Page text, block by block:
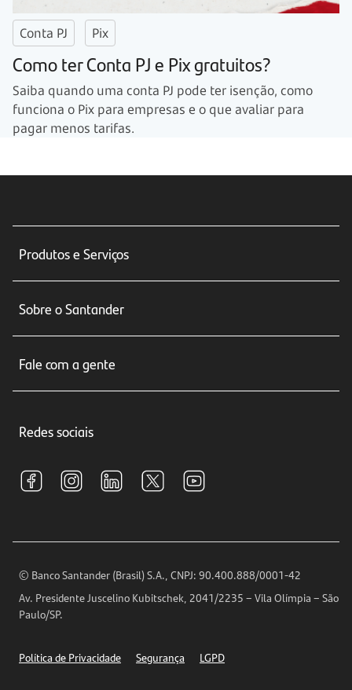
Conta PJ Pix
Como ter Conta PJ e Pix gratuitos?
Saiba quando uma conta PJ pode ter isenção, como
funciona o Pix para empresas e o que avaliar para
pagar menos tarifas.
Produtos e Serviços
Seguros
Crédito e Financiamentos
Investimentos
Sobre o Santander
Relações com Investidores
Fale com a gente
Central de Renegociação
S.A.C
Encontre nossas agências
Horários de Atendimento
Telefones
Redes sociais
© Banco Santander (Brasil) S.A., CNPJ: 90.400.888/0001-42
Av. Presidente Juscelino Kubitschek, 2041/2235 – Vila Olímpia – São
Paulo/SP.
Política de Privacidade Segurança LGPD